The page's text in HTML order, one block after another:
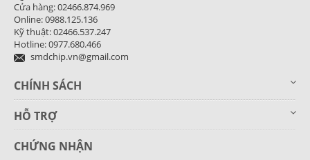
Cửa hàng: 02466.874.969
Online: 0988.125.136
Kỹ thuật: 02466.537.247
Hotline: 0977.680.466
smdchip.vn@gmail.com
CHÍNH SÁCH
HỖ TRỢ
CHỨNG NHẬN